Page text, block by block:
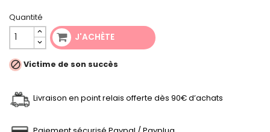
Quantité
J'ACHÈTE
 Victime de son succès
Livraison en point relais offerte dès 90€ d’achats